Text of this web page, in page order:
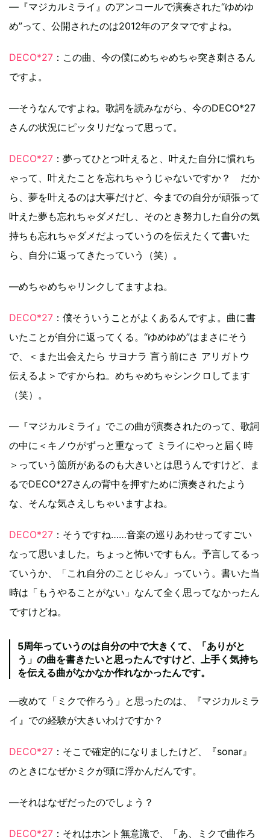
―『マジカルミライ』のアンコールで演奏された“ゆめゆ
め”って、公開されたのは2012年のアタマですよね。
DECO*27 ：この曲、今の僕にめちゃめちゃ突き刺さるん
ですよ。
―そうなんですよね。歌詞を読みながら、今のDECO*27
さんの状況にピッタリだなって思って。
DECO*27 ：夢ってひとつ叶えると、叶えた自分に慣れち
ゃって、叶えたことを忘れちゃうじゃないですか？ だか
ら、夢を叶えるのは大事だけど、今までの自分が頑張って
叶えた夢も忘れちゃダメだし、そのとき努力した自分の気
持ちも忘れちゃダメだよっていうのを伝えたくて書いた
ら、自分に返ってきたっていう（笑）。
―めちゃめちゃリンクしてますよね。
DECO*27 ：僕そういうことがよくあるんですよ。曲に書
いたことが自分に返ってくる。“ゆめゆめ”はまさにそう
で、＜また出会えたら サヨナラ 言う前にさ アリガトウ
伝えるよ＞ですからね。めちゃめちゃシンクロしてます
（笑）。
―『マジカルミライ』でこの曲が演奏されたのって、歌詞
の中に＜キノウがずっと重なって ミライにやっと届く時
＞っていう箇所があるのも大きいとは思うんですけど、ま
るでDECO*27さんの背中を押すために演奏されたよう
な、そんな気さえしちゃいますよね。
DECO*27 ：そうですね……音楽の巡りあわせってすごい
なって思いました。ちょっと怖いですもん。予言してるっ
ていうか、「これ自分のことじゃん」っていう。書いた当
時は「もうやることがない」なんて全く思ってなかったん
ですけどね。
5周年っていうのは自分の中で大きくて、「ありがと
う」の曲を書きたいと思ったんですけど、上手く気持ち
を伝える曲がなかなか作れなかったんです。
―改めて「ミクで作ろう」と思ったのは、『マジカルミラ
イ』での経験が大きいわけですか？
DECO*27 ：そこで確定的になりましたけど、『sonar』
のときになぜかミクが頭に浮かんだんです。
―それはなぜだったのでしょう？
DECO*27 ：それはホント無意識で、「あ、ミクで曲作ろ